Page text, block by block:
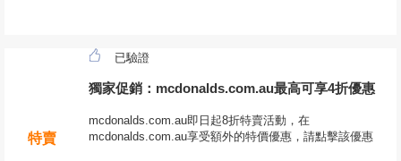
特賣
已驗證
獨家促銷：mcdonalds.com.au最高可享4折優惠
mcdonalds.com.au即日起8折特賣活動，在
mcdonalds.com.au享受額外的特價優惠，請點擊該優惠